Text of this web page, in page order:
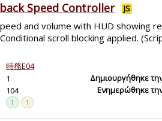
Speed Controller JS
and volume with HUD showing
scroll blocking applied.
特務E04
1
104
1 1
Δημιουργήθηκε
Ενημερώθηκε